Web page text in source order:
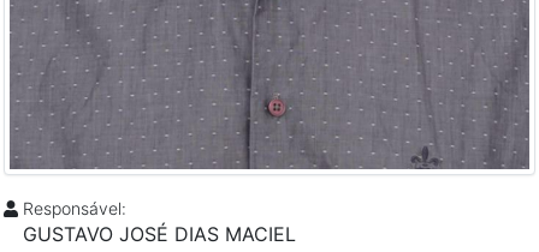
Responsável:
GUSTAVO JOSÉ DIAS MACIEL